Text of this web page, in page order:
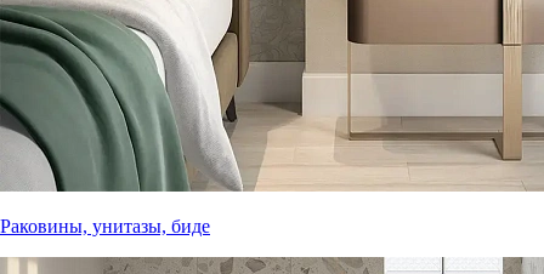
Раковины, унитазы, биде